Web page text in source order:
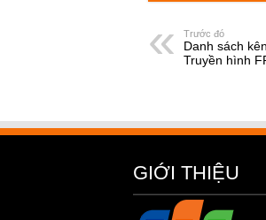
Trước đó
Danh sách
Truyền hình
GIỚI THIỆU